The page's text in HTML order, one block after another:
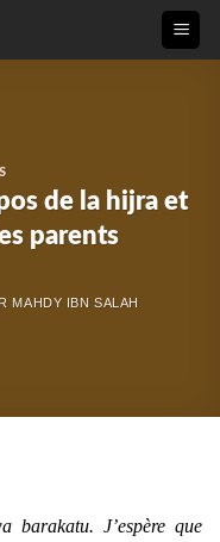
de la hijra et
parents
MAHDY IBN SALAH
barakatu. J’espère que